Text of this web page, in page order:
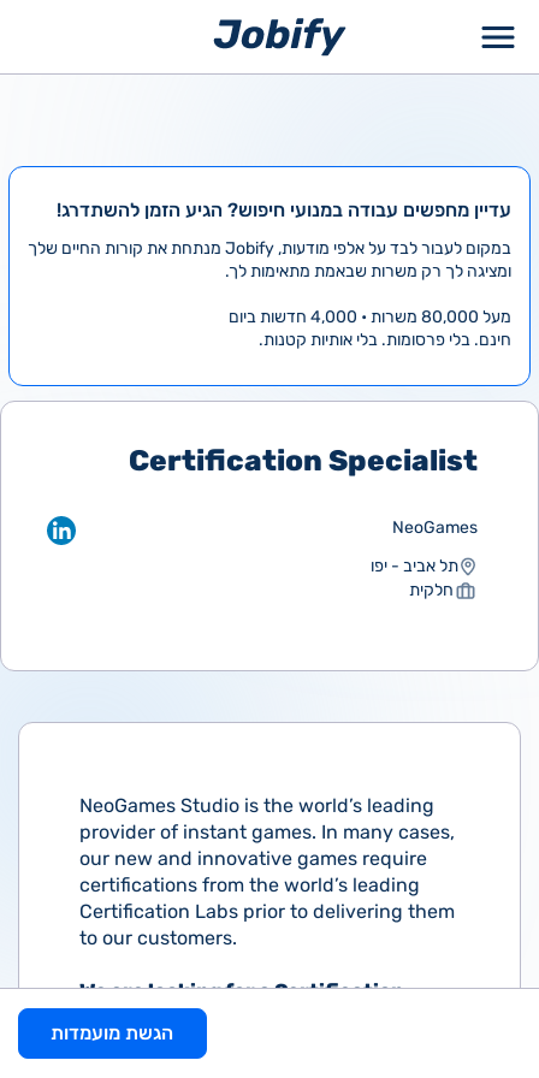
עדיין מחפשים עבודה במנועי חיפוש? הגיע הזמן להשתדרג!
במקום לעבור לבד על אלפי מודעות, Jobify מנתחת את קורות החיים שלך
ומציגה לך רק משרות שבאמת מתאימות לך.
מעל 80,000 משרות • 4,000 חדשות ביום
חינם. בלי פרסומות. בלי אותיות קטנות.
Certification Specialist
NeoGames
תל אביב - יפו
חלקית
NeoGames Studio is the world’s leading
provider of instant games. In many cases,
our new and innovative games require
certifications from the world’s leading
Certification Labs prior to delivering them
to our customers.
We are looking for a Certification
Specialist for a part-time job in our
Games Studio.
הגשת מועמדות